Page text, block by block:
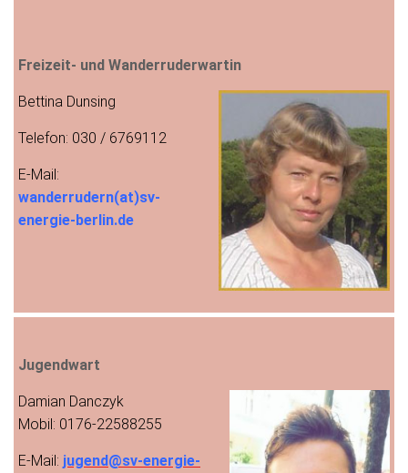
Freizeit- und Wanderruderwartin
Bettina Dunsing
Telefon: 030 / 6769112
E-Mail:
wanderrudern(at)sv-
energie-berlin.de
Jugendwart
Damian Danczyk
Mobil: 0176-22588255
E-Mail: jugend@sv-energie-